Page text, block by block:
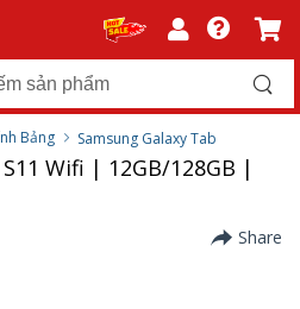
Bảng Samsung Galaxy Tab
Wifi | 12GB/128GB |
Share